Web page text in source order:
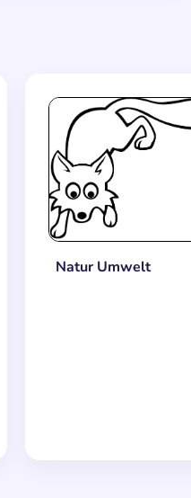
Natur Umwelt